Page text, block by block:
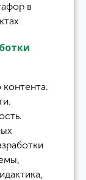
в
контента.